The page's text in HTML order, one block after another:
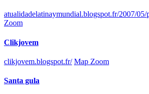
atualidadelatinaymundial.blogspot.fr/2007/05/
Zoom
Clikjovem
clikjovem.blogspot.fr/ Map Zoom
Santa gula